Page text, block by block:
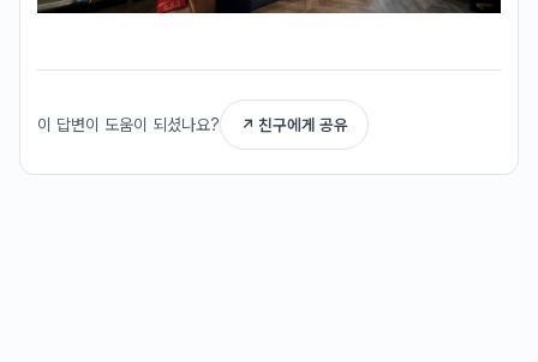
이 답변이 도움이 되셨나요? ↗ 친구에게 공유